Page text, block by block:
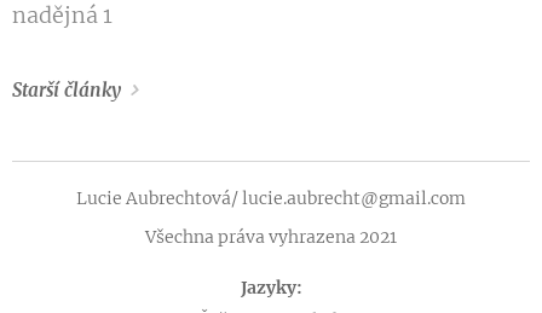
nadějná 1
Starší články
Lucie Aubrechtová/ lucie.aubrecht@gmail.com
Všechna práva vyhrazena 2021
Jazyky